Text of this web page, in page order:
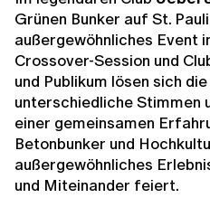
Grünen Bunker auf St.
außergewöhnliches Event
Crossover-Session und
und Publikum lösen sich
unterschiedliche Stimmen
einer gemeinsamen
Betonbunker und
außergewöhnliches
und Miteinander feiert.